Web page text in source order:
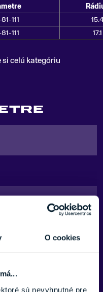
O cookies
sú nevyhnutné pre
111
111 17.1
celú kategóriu